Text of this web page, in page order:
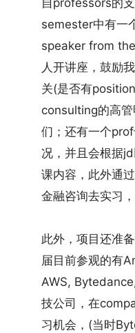
自professors的
semester中有一
speaker from
人开讲座，鼓励
关(是否有
consulting的高
们；还有一个
况，并且会根据
课内容，此外通
金融咨询去实习
此外，项目还准
届目前参观的有
AWS,
技公司，在
习机会，(当时